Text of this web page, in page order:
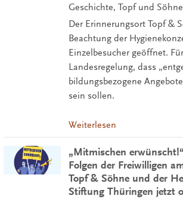
Geschichte, Topf und Söhne
Der Erinnerungsort Topf &
Beachtung der
Einzelbesucher geöffnet.
Landesregelung, dass
bildungsbezogene
sein sollen.
Weiterlesen
„Mitmischen
Folgen der Freiwilligen
Topf & Söhne und der
Stiftung Thüringen jetzt